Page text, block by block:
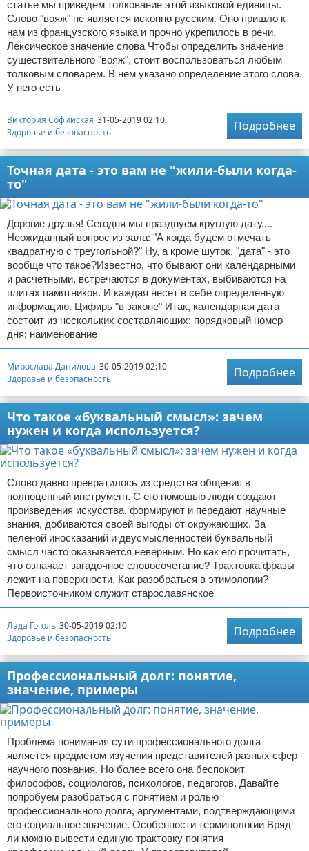
статье мы приведем толкование этой языковой единицы.
Слово "вояж" не является исконно русским. Оно пришло к
нам из французского языка и прочно укрепилось в речи.
Лексическое значение слова Чтобы определить значение
существительного "вояж", стоит воспользоваться любым
толковым словарем. В нем указано определение этого слова.
У него есть
Виктория Софийская 31-05-2019 02:10
Здоровье и безопасность
Подробнее
Точная дата - это вам не "жили-были когда-
то"
Дорогие друзья! Сегодня мы празднуем круглую дату....
Неожиданный вопрос из зала: "А когда будем отмечать
квадратную с треугольной?" Ну, а кроме шуток, "дата" - это
вообще что такое?Известно, что бывают они календарными
и расчетными, встречаются в документах, выбиваются на
плитах памятников. И каждая несет в себе определенную
информацию. Цифирь "в законе" Итак, календарная дата
состоит из нескольких составляющих: порядковый номер
дня; наименование
Мирослава Данилова 30-05-2019 02:10
Здоровье и безопасность
Подробнее
Что такое «буквальный смысл»: зачем
нужен и когда используется?
Слово давно превратилось из средства общения в
полноценный инструмент. С его помощью люди создают
произведения искусства, формируют и передают научные
знания, добиваются своей выгоды от окружающих. За
пеленой иносказаний и двусмысленностей буквальный
смысл часто оказывается неверным. Но как его прочитать,
что означает загадочное словосочетание? Трактовка фразы
лежит на поверхности. Как разобраться в этимологии?
Первоисточником служит старославянское
Лада Гоголь 30-05-2019 02:10
Здоровье и безопасность
Подробнее
Профессиональный долг: понятие,
значение, примеры
Проблема понимания сути профессионального долга
является предметом изучения представителей разных сфер
научного познания. Но более всего она беспокоит
философов, социологов, психологов, педагогов. Давайте
попробуем разобраться с понятием и ролью
профессионального долга, аргументами, подтверждающими
его социальное значение. Особенности терминологии Вряд
ли можно вывести единую трактовку понятия